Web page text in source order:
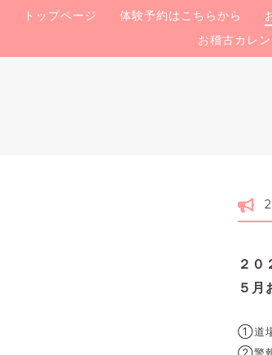
トップページ 体験予約はこちらから
お稽古カレ
２０
５月
①道場